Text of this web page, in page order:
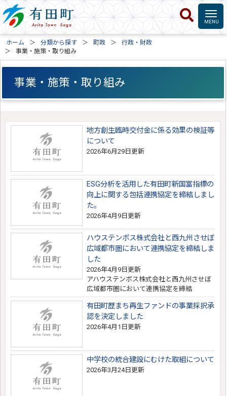
ホーム 分類から探す 町政
行政・財政
事業・施策・取り組み
事業・施策・取り組み
地方創生臨時交付金に係る効果の検証等
について
2026年6月29日更新
ESG分析を活用した有田町新国富指標の
向上に関する包括連携協定を締結しまし
た。
2026年4月9日更新
ハウステンボス株式会社と西九州させぼ
広域都市圏において連携協定を締結しま
した
2026年4月9日更新
アハウステンボス株式会社と西九州させぼ
広域都市圏において連携協定を締結
有田町歴まち再生ファンドの事業採択承
認を決定しました
2026年4月1日更新
中学校の統合建設にむけた取組について
2026年3月24日更新